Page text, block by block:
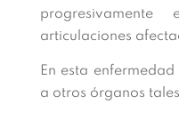
articulaciones
En esta
a otros órganos